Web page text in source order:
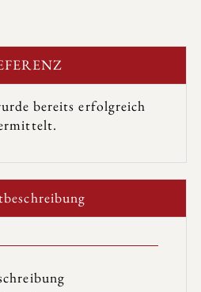
bereits erfolgreich